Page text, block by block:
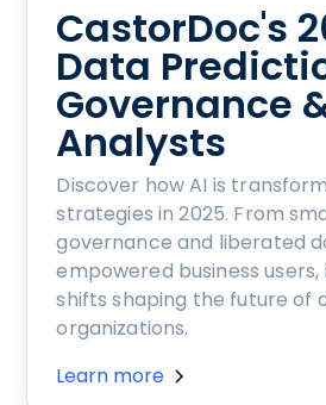
CastorDoc's
Data
Governance
Analysts
Discover how AI is
strategies in 2025. From
governance and liberated
empowered business
shifts shaping the future of
organizations.
Learn more